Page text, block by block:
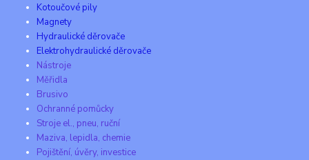
Kotoučové pily
Magnety
Hydraulické děrovače
Elektrohydraulické děrovače
Nástroje
Měřidla
Brusivo
Ochranné pomůcky
Stroje el., pneu, ruční
Maziva, lepidla, chemie
Pojištění, úvěry, investice